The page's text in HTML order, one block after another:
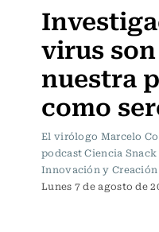
virus
nuestra
como
El virólogo Marcelo
podcast Ciencia
Innovación y Creación
Lunes 7 de agosto de